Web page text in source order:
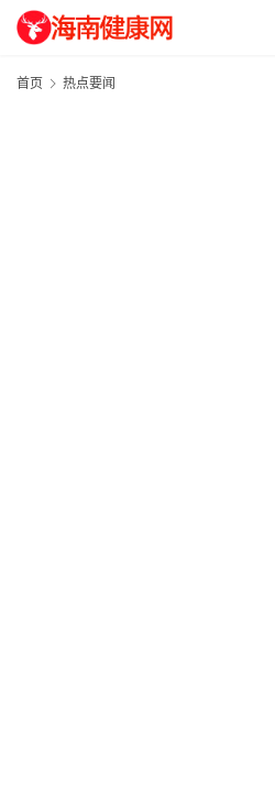
首页 热点要闻